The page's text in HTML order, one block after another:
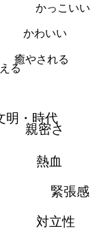
かっこいい
かわいい
癒やされる
る
明・時代
親密さ
熱血
緊張感
対立性